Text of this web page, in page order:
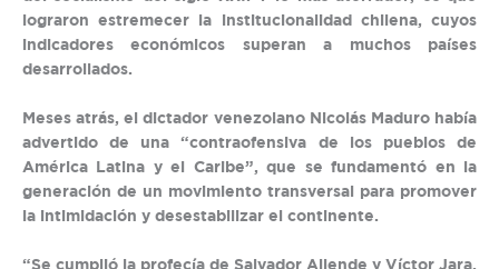
lograron estremecer la institucionalidad chilena, cuyos
indicadores económicos superan a muchos países
desarrollados.
Meses atrás, el dictador venezolano Nicolás Maduro había
advertido de una “contraofensiva de los pueblos de
América Latina y el Caribe”, que se fundamentó en la
generación de un movimiento transversal para promover
la intimidación y desestabilizar el continente.
“Se cumplió la profecía de Salvador Allende y Víctor Jara,